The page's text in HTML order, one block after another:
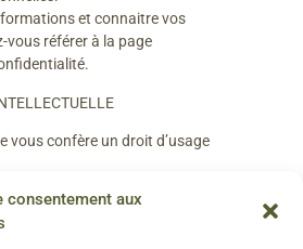
consentement aux
et connaitre vos
vous référer à la page
vous confère un droit d’usage
éléments édités sur ce site,
les textes,